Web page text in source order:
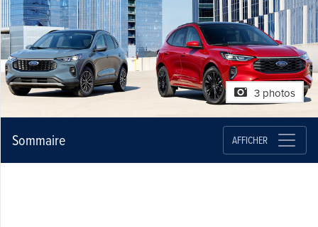
3 photos
Sommaire AFFICHER